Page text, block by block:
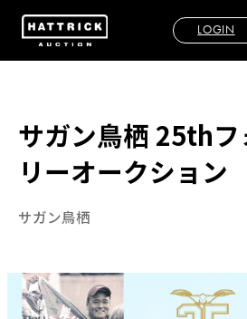
LOGIN
サガン鳥栖 25thフ
リーオークション
サガン鳥栖